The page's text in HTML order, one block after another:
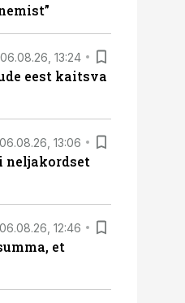
06.08.26, 13:24
eest kaitsva
06.08.26, 13:06
neljakordset
06.08.26, 12:46
et